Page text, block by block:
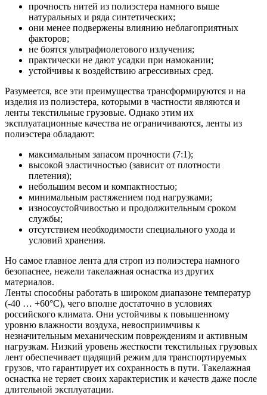
прочность нитей из полиэстера намного выше
натуральных и ряда синтетических;
они менее подвержены влиянию неблагоприятных
факторов;
не боятся ультрафиолетового излучения;
практически не дают усадки при намокании;
устойчивы к воздействию агрессивных сред.
Разумеется, все эти преимущества трансформируются и на
изделия из полиэстера, которыми в частности являются и
ленты текстильные грузовые. Однако этим их
эксплуатационные качества не ограничиваются, ленты из
полиэстера обладают:
максимальным запасом прочности (7:1);
высокой эластичностью (зависит от плотности
плетения);
небольшим весом и компактностью;
минимальным растяжением под нагрузками;
износоустойчивостью и продолжительным сроком
службы;
отсутствием необходимости специального ухода и
условий хранения.
Но самое главное лента для строп из полиэстера намного
безопаснее, нежели такелажная оснастка из других
материалов.
Ленты способны работать в широком диапазоне температур
(-40 … +60°C), чего вполне достаточно в условиях
российского климата. Они устойчивы к повышенному
уровню влажности воздуха, невосприимчивы к
незначительным механическим повреждениям и активным
нагрузкам. Низкий уровень жесткости текстильных грузовых
лент обеспечивает щадящий режим для транспортируемых
грузов, что гарантирует их сохранность в пути. Такелажная
оснастка не теряет своих характеристик и качеств даже после
длительной эксплуатации.